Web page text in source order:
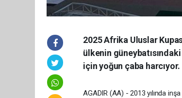
2025 Afrika Uluslar
ülkenin
için yoğun çaba harcıyor.
AGADIR (AA) - 2013 yılında